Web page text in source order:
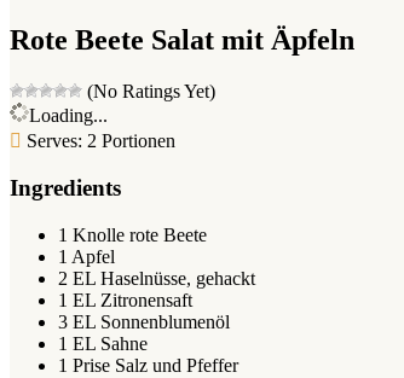
Rote Beete Salat mit Äpfeln
(No Ratings Yet)
Loading...
Serves: 2 Portionen
Ingredients
1 Knolle rote Beete
1 Apfel
2 EL Haselnüsse, gehackt
1 EL Zitronensaft
3 EL Sonnenblumenöl
1 EL Sahne
1 Prise Salz und Pfeffer